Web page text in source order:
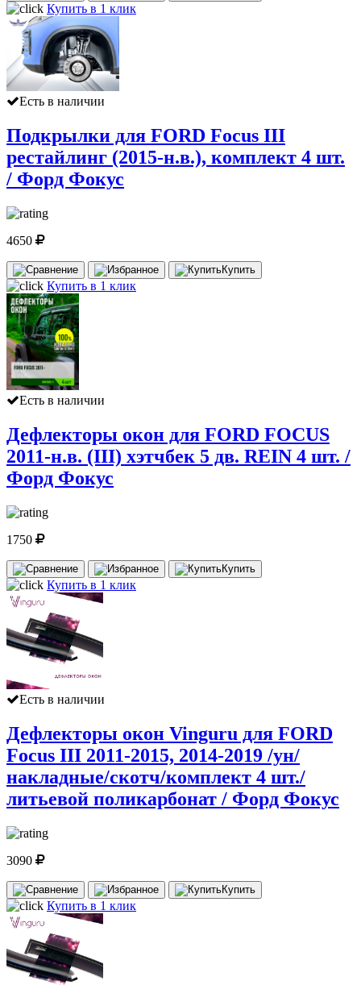
Купить в 1 клик
Есть в наличии
Подкрылки для FORD Focus III
рестайлинг (2015-н.в.), комплект 4 шт.
/ Форд Фокус
4650
Купить
Купить в 1 клик
Есть в наличии
Дефлекторы окон для FORD FOCUS
2011-н.в. (III) хэтчбек 5 дв. REIN 4 шт. /
Форд Фокус
1750
Купить
Купить в 1 клик
Есть в наличии
Дефлекторы окон Vinguru для FORD
Focus III 2011-2015, 2014-2019 /ун/
накладные/скотч/комплект 4 шт./
литьевой поликарбонат / Форд Фокус
3090
Купить
Купить в 1 клик